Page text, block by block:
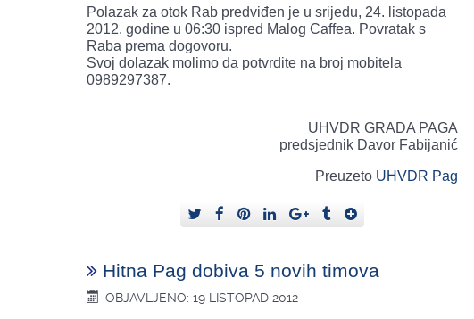
Polazak za otok Rab predviđen je u srijedu, 24. listopada
2012. godine u 06:30 ispred Malog Caffea. Povratak s
Raba prema dogovoru.
Svoj dolazak molimo da potvrdite na broj mobitela
0989297387.
UHVDR GRADA PAGA
predsjednik Davor Fabijanić
Preuzeto UHVDR Pag
Hitna Pag dobiva 5 novih timova
OBJAVLJENO: 19 LISTOPAD 2012